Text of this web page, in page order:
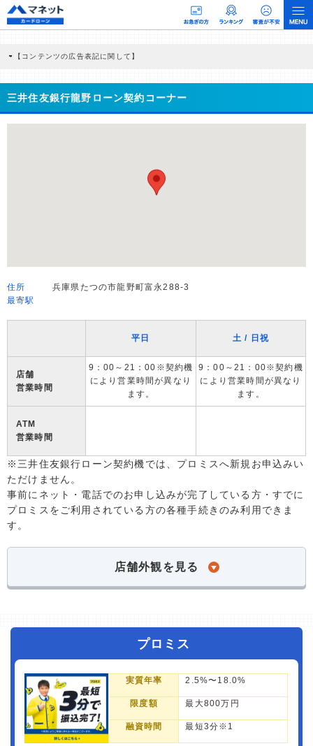
【コンテンツの広告表記に関して】
商品を根拠なくPRするものではなく、当編集部の調査／ユーザーへの口コミ収集な
どに基づき、公平性を担保した情報提供を行っています。
>提携企業一覧
三井住友銀行龍野ローン契約コーナー
住所
兵庫県たつの市龍野町富永288-3
最寄駅
平日 土 / 日祝
店舗
営業時間
9：00～21：00※契約機
により営業時間が異なり
ます。
9：00～21：00※契約機
により営業時間が異なり
ます。
ATM
営業時間
※三井住友銀行ローン契約機では、プロミスへ新規お申込みい
ただけません。
事前にネット・電話でのお申し込みが完了している方・すでに
プロミスをご利用されている方の各種手続きのみ利用できま
す。
店舗外観を見る
プロミス
実質年率 2.5%〜18.0%
限度額 最大800万円
融資時間 最短3分※1